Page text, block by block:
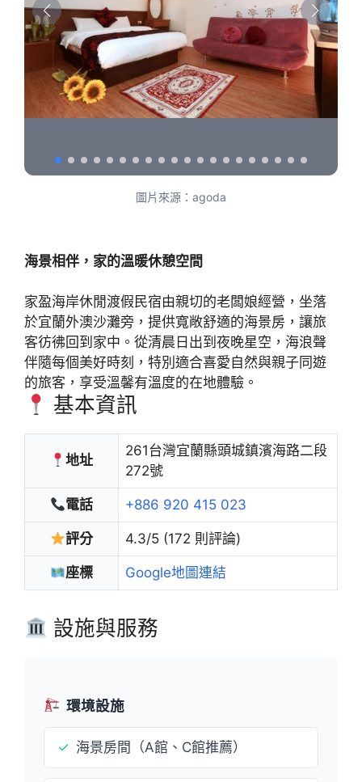
圖片來源：agoda
海景相伴，家的溫暖休憩空間
家盈海岸休閒渡假民宿由親切的老闆娘經營，坐落
於宜蘭外澳沙灘旁，提供寬敞舒適的海景房，讓旅
客彷彿回到家中。從清晨日出到夜晚星空，海浪聲
伴隨每個美好時刻，特別適合喜愛自然與親子同遊
的旅客，享受溫馨有溫度的在地體驗。
基本資訊
地址
261台灣宜蘭縣頭城鎮濱海路二段
272號
電話 +886 920 415 023
評分 4.3/5 (172 則評論)
座標 Google地圖連結
設施與服務
環境設施
✓ 海景房間（A館、C館推薦）